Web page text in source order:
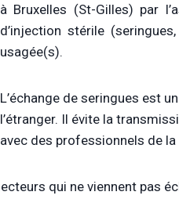
à Bruxelles (St-Gilles) par
d’injection stérile
usagée(s).
L’échange de seringues est
l’étranger. Il évite la
avec des professionnels de
qui ne viennent pas